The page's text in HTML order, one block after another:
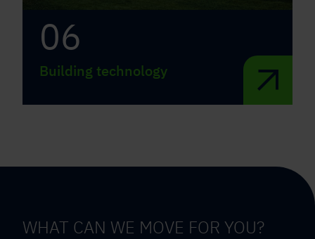
06
Building technology
WHAT CAN WE MOVE FOR YOU?